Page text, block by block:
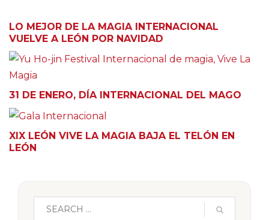
LO MEJOR DE LA MAGIA INTERNACIONAL
VUELVE A LEÓN POR NAVIDAD
31 DE ENERO, DÍA INTERNACIONAL DEL MAGO
XIX LEÓN VIVE LA MAGIA BAJA EL TELÓN EN
LEÓN